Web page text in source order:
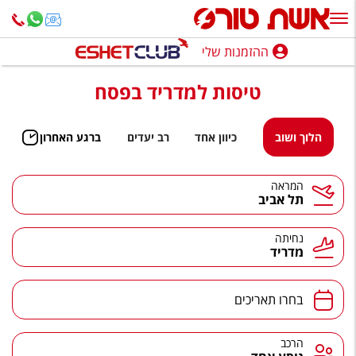
ההזמנות שלי
חופשה לפי סגנון
מלונות באילת
טיולים מאורגנים
סגנונות טיול
חבילות נופש
הרגע האחרון
חבילות בריאות וספא
ההזמנות שלי
טיסות למדריד בפסח
הלוך ושוב כיוון אחד רב יעדים ברגע האחרון
המראה
תל אביב
נחיתה
מדריד
בחרו תאריכים
הרכב